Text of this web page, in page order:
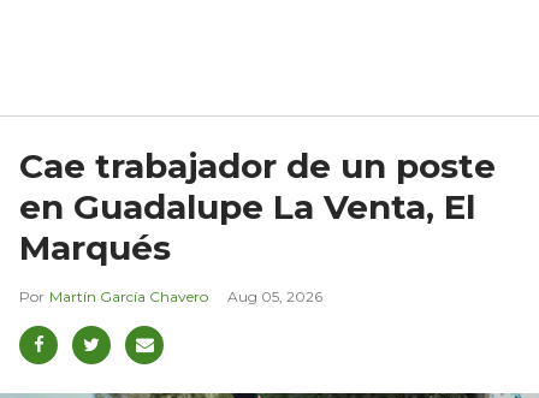
Cae trabajador de un poste
en Guadalupe La Venta, El
Marqués
Martín García Chavero Aug 05, 2026